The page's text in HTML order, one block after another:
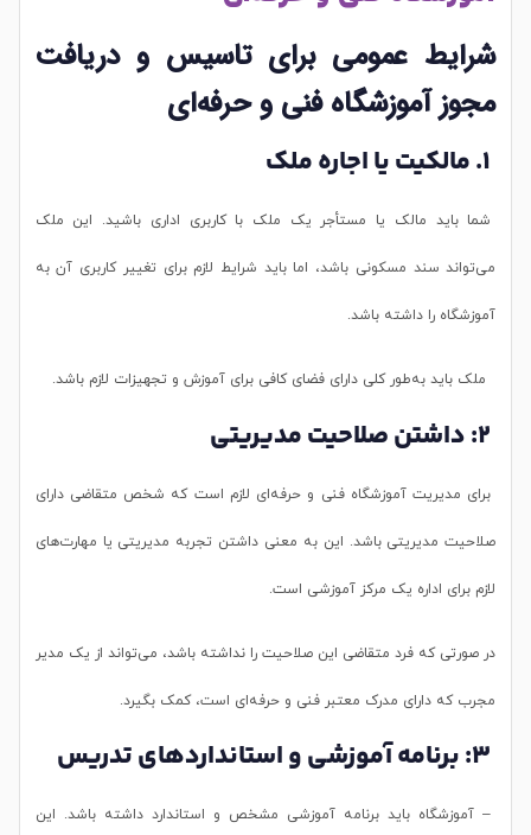
شرایط عمومی برای تاسیس و دریافت
مجوز آموزشگاه فنی و حرفه‌ای
شما باید مالک یا مستأجر یک ملک با کاربری اداری باشید. این ملک
می‌تواند سند مسکونی باشد، اما باید شرایط لازم برای تغییر کاربری آن به
آموزشگاه را داشته باشد.
ملک باید به‌طور کلی دارای فضای کافی برای آموزش و تجهیزات لازم باشد.
برای مدیریت آموزشگاه فنی و حرفه‌ای لازم است که شخص متقاضی دارای
صلاحیت مدیریتی باشد. این به معنی داشتن تجربه مدیریتی یا مهارت‌های
لازم برای اداره یک مرکز آموزشی است.
در صورتی که فرد متقاضی این صلاحیت را نداشته باشد، می‌تواند از یک مدیر
مجرب که دارای مدرک معتبر فنی و حرفه‌ای است، کمک بگیرد.
– آموزشگاه باید برنامه آموزشی مشخص و استاندارد داشته باشد. این